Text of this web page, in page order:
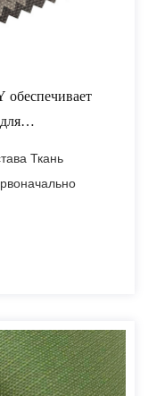
обеспечивает
Ткань